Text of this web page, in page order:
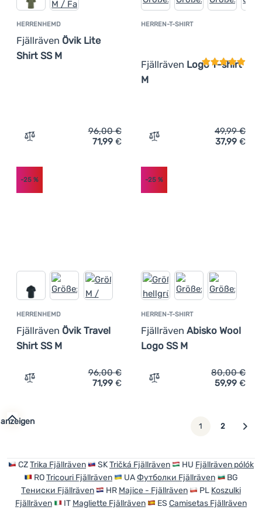
HERRENHEMD
Fjällräven Övik Lite
Shirt SS M
Zum Vergleich 'Herrenhemd Fjällräven Övik Lite Shirt SS
96,00€
71,99 €
HERREN-T-SHIRT
Fjällräven Logo T-shirt
M
Zum Vergleich 'Herren-
49,99€
37,99 €
HERRENHEMD
Fjällräven Övik Travel
Shirt SS M
-25 %
Zum Vergleich 'Herrenhemd Fjällräven Övik Travel Shirt
96,00€
71,99 €
HERREN-T-SHIRT
Fjällräven Abisko Wool
Logo SS M
-25%
Zum Vergleich 'Herren-T-
80,00€
59,99 €
1 2 weiter
CZTrika Fjällräven SKTričká Fjällräven HU Fjällräven pólók
ROTricouri Fjällräven UAФутболки Fjällräven
BG
Тениски Fjällräven
HR Majice - Fjällräven PL Koszulki
Fjällräven
IT Magliette Fjällräven ES Camisetas Fjällräven